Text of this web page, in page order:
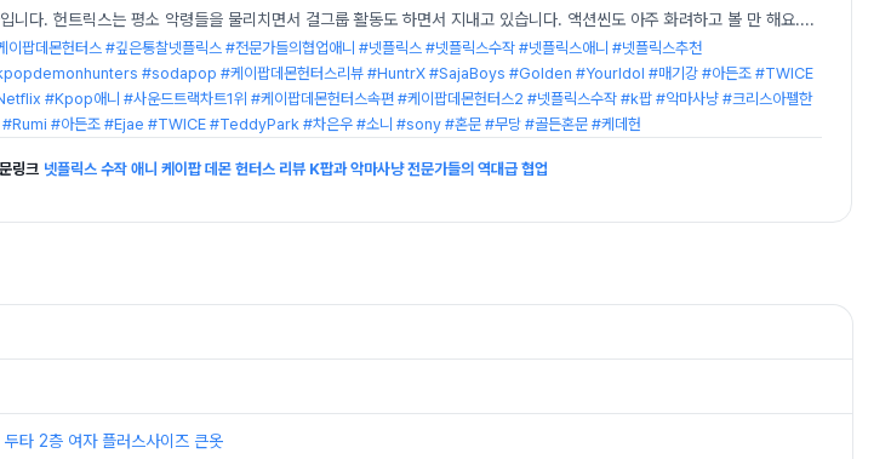
니다. 헌트릭스는 평소 악령들을 물리치면서 걸그룹 활동도 하면서 지내고 있습니다. 액션씬도 아주 화려하고 볼 만 해요....
이팝데몬헌터스 #깊은통찰넷플릭스 #전문가들의협업애니 #넷플릭스 #넷플릭스수작 #넷플릭스애니 #넷플릭스추천
#sodapop #케이팝데몬헌터스리뷰 #HuntrX #SajaBoys #Golden #YourIdol #매기강 #아든조 #TWICE
#Kpop애니 #사운드트랙차트1위 #케이팝데몬헌터스속편 #케이팝데몬헌터스2 #넷플릭스수작 #k팝 #악마사냥 #크리스아펠한
#Rumi #아든조 #Ejae #TWICE #TeddyPark #차은우 #소니 #sony #혼문 #무당 #골든혼문 #케데헌
링크 넷플릭스 수작 애니 케이팝 데몬 헌터스 리뷰 K팝과 악마사냥 전문가들의 역대급 협업
타 2층 여자 플러스사이즈 큰옷